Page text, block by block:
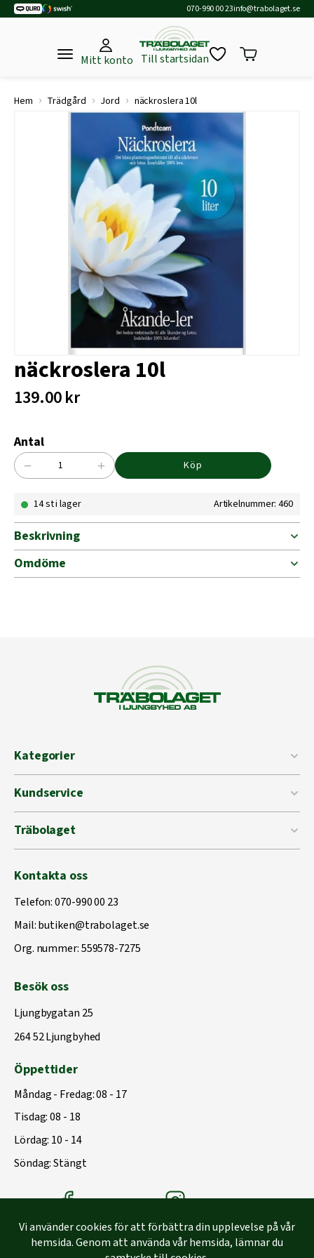
070-990 00 23info@trabolaget.se
Mitt konto Till startsidan
Hem › Trädgård › Jord › näckroslera 10l
näckroslera 10l
139.00kr
Antal
näckroslera
mängd
− + Köp
14 st i lager Artikelnummer: 460
Beskrivning
Omdöme
Kategorier
Kundservice
Träbolaget
Kontakta oss
Telefon:070-990 00 23
Mail:butiken@trabolaget.se
Org. nummer: 559578-7275
Besök oss
Ljungbygatan 25
264 52 Ljungbyhed
Öppettider
Måndag - Fredag: 08 - 17
Tisdag: 08 - 18
Lördag: 10 - 14
Söndag: Stängt
Träbolagets FacebookTräbolagets instagram